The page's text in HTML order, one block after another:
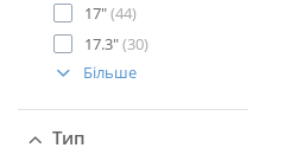
17"(44)
17.3"(30)
Більше
Тип